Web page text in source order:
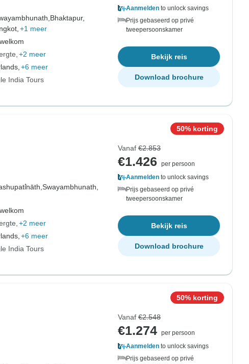
Bhaktapur,
+1 meer
+2 meer
+6 meer
India Tours
Aanmelden to unlock savings
Prijs gebaseerd op privé
tweepersoonskamer
Bekijk reis
Download brochure
Swayambhunath,
+2 meer
+6 meer
India Tours
50% korting
Vanaf €2.853
€1.426
per persoon
Aanmelden to unlock savings
Prijs gebaseerd op privé
tweepersoonskamer
Bekijk reis
Download brochure
50% korting
Vanaf €2.548
€1.274 per persoon
Aanmelden to unlock savings
Prijs gebaseerd op privé